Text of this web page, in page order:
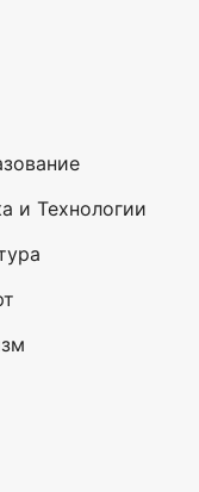
и Технологии